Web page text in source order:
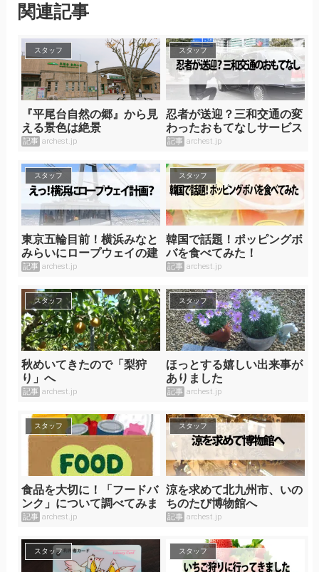
関連記事
スタッフ
『平尾台自然の郷』から見
える景色は絶景
記事 archest.jp
スタッフ
忍者が送迎？三和交通の変
わったおもてなしサービス
記事 archest.jp
スタッフ
東京五輪目前！横浜みなと
みらいにロープウェイの建
設計画！？
記事 archest.jp
スタッフ
韓国で話題！ポッピングボ
バを食べてみた！
記事 archest.jp
スタッフ
秋めいてきたので「梨狩
り」へ
記事 archest.jp
スタッフ
ほっとする嬉しい出来事が
ありました
記事 archest.jp
スタッフ
食品を大切に！「フードバ
ンク」について調べてみま
した
記事 archest.jp
スタッフ
涼を求めて北九州市、いの
ちのたび博物館へ
記事 archest.jp
スタッフ スタッフ